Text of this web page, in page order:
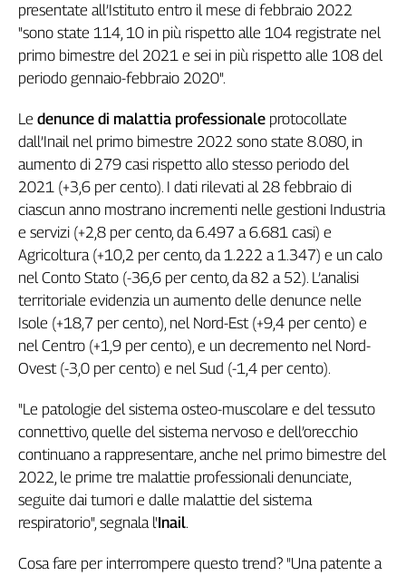
Romagna
Friuli
Venezia
Giulia
Liguria
Lombardia
Marche
Piemonte
Sicilia
Toscana
Trentino
Umbria
Valle
Veneto
Storico
1955-
2014
presentate all’Istituto entro il mese di febbraio 2022
"sono state 114, 10 in più rispetto alle 104 registrate nel
primo bimestre del 2021 e sei in più rispetto alle 108 del
periodo gennaio-febbraio 2020".
Le denunce di malattia professionale protocollate
dall’Inail nel primo bimestre 2022 sono state 8.080, in
aumento di 279 casi rispetto allo stesso periodo del
2021 (+3,6 per cento). I dati rilevati al 28 febbraio di
ciascun anno mostrano incrementi nelle gestioni Industria
e servizi (+2,8 per cento, da 6.497 a 6.681 casi) e
Agricoltura (+10,2 per cento, da 1.222 a 1.347) e un calo
nel Conto Stato (-36,6 per cento, da 82 a 52). L’analisi
territoriale evidenzia un aumento delle denunce nelle
Isole (+18,7 per cento), nel Nord-Est (+9,4 per cento) e
nel Centro (+1,9 per cento), e un decremento nel Nord-
Ovest (-3,0 per cento) e nel Sud (-1,4 per cento).
"Le patologie del sistema osteo-muscolare e del tessuto
connettivo, quelle del sistema nervoso e dell’orecchio
continuano a rappresentare, anche nel primo bimestre del
2022, le prime tre malattie professionali denunciate,
seguite dai tumori e dalle malattie del sistema
respiratorio", segnala l'Inail.
Cosa fare per interrompere questo trend? "Una patente a